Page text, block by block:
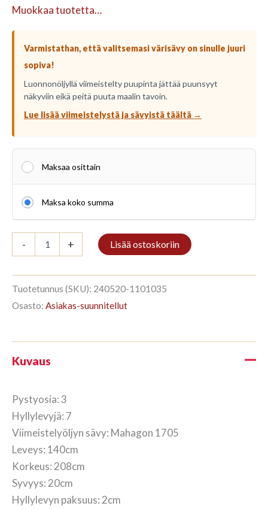
Muokkaa tuotetta…
Varmistathan, että valitsemasi värisävy on sinulle juuri
sopiva!
Luonnonöljyllä viimeistelty puupinta jättää puunsyyt
näkyviin eikä peitä puuta maalin tavoin.
Lue lisää viimeistelystä ja sävyistä täältä →
Maksaa osittain
Maksa koko summa
-
3/7
Mahagon
määrä
+ Lisää ostoskoriin
Tuotetunnus (SKU): 240520-1101035
Osasto: Asiakas-suunnitellut
Kuvaus
Pystyosia: 3
Hyllylevyjä: 7
Viimeistelyöljyn sävy: Mahagon 1705
Leveys: 140cm
Korkeus: 208cm
Syvyys: 20cm
Hyllylevyn paksuus: 2cm